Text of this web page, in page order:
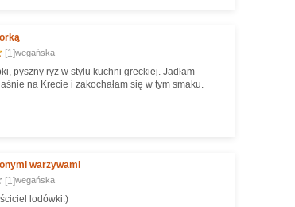
[1]wegańska
pyszny ryż w stylu kuchni greckiej. Jadłam
na Krecie i zakochałam się w tym smaku.
warzywami
[1]wegańska
lodówki:)